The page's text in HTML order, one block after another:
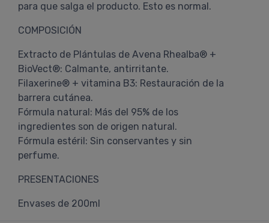
para que salga el producto. Esto es normal.
COMPOSICIÓN
Extracto de Plántulas de Avena Rhealba® +
BioVect®: Calmante, antirritante.
Filaxerine® + vitamina B3: Restauración de la
barrera cutánea.
Fórmula natural: Más del 95% de los
ingredientes son de origen natural.
Fórmula estéril: Sin conservantes y sin
perfume.
PRESENTACIONES
Envases de 200ml